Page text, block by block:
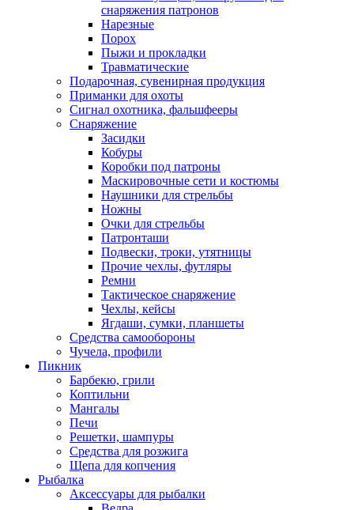
снаряжения патронов
Нарезные
Порох
Пыжи и прокладки
Травматические
Подарочная, сувенирная продукция
Приманки для охоты
Сигнал охотника, фальшфееры
Снаряжение
Засидки
Кобуры
Коробки под патроны
Маскировочные сети и костюмы
Наушники для стрельбы
Ножны
Очки для стрельбы
Патронташи
Подвески, троки, утятницы
Прочие чехлы, футляры
Ремни
Тактическое снаряжение
Чехлы, кейсы
Ягдаши, сумки, планшеты
Средства самообороны
Чучела, профили
Пикник
Барбекю, грили
Коптильни
Мангалы
Печи
Решетки, шампуры
Средства для розжига
Щепа для копчения
Рыбалка
Аксессуары для рыбалки